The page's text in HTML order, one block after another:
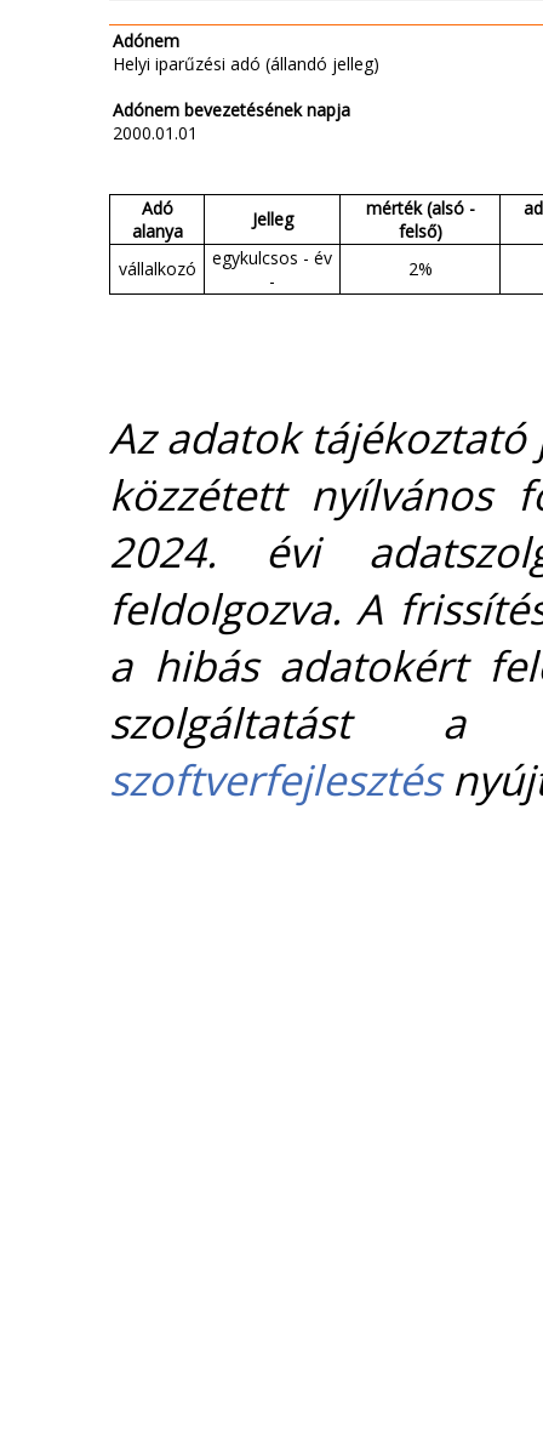
Adónem
Helyi iparűzési adó (állandó jelleg)
Adónem bevezetésének napja
2000.01.01
Adó
alanya
Jelleg
mérték (alsó -
felső)
vállalkozó
egykulcsos - év
-
2%
Az adatok
közzétett nyílvános
2024. évi
feldolgozva. A
a hibás adatokért
szolgáltatást
szoftverfejlesztés